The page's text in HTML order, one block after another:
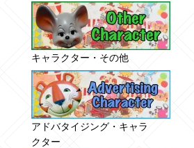
キャラクター・その他
アドバタイジング・キャラ
クター